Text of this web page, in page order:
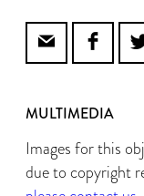
MULTIMEDIA
Images for this
due to copyright